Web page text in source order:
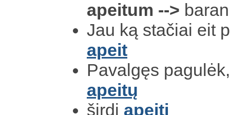
apeitum -->
Jau ką stačiai eit
apeit
Pavalgęs
apeitų
širdį apeiti